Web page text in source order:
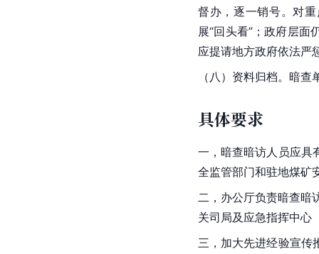
督办，逐一销号。对
展“回头看”；政府层
应提请地方政府依法严
（八）资料归档。暗
具体要求
一，暗查暗访人员应具
全监管部门和驻地煤矿
二，办公厅负责暗查暗
关司局及应急指挥中心
三，加大先进经验宣传